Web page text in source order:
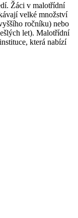
Žáci v malotřídní
velké množství
ročníku) nebo
let). Malotřídní
která nabízí